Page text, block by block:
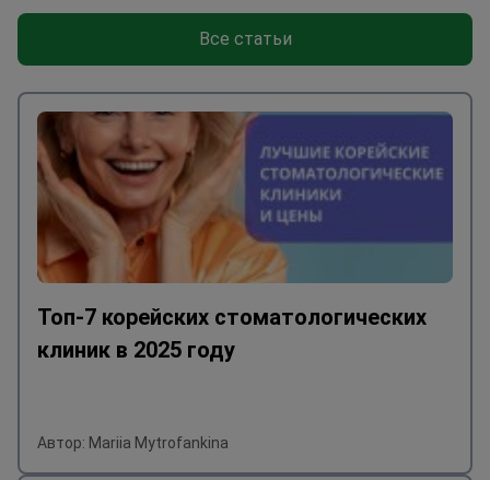
Все статьи
Топ-7 корейских стоматологических
клиник в 2025 году
Автор: Mariia Mytrofankina